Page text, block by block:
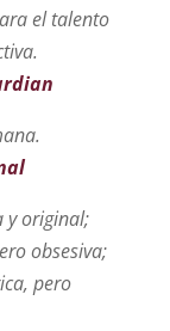
el talento
y original;
obsesiva;
pero